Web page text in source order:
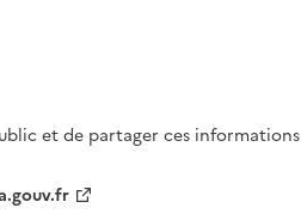
et de partager ces